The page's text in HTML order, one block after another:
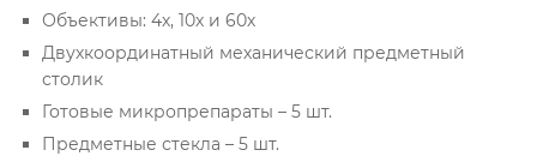
Объективы: 4х, 10х и 60х
Двухкоординатный механический предметный
столик
Готовые микропрепараты – 5 шт.
Предметные стекла – 5 шт.